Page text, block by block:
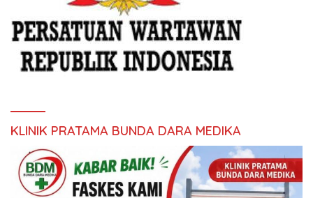
KLINIK PRATAMA BUNDA DARA MEDIKA